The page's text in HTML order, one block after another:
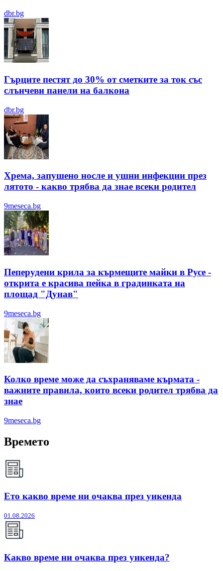
dbr.bg
Гърците пестят до 30% от сметките за ток със
слънчеви панели на балкона
dbr.bg
Хрема, запушено носле и ушни инфекции през
лятотo - какво трябва да знае всеки родител
9meseca.bg
Пеперудени крила за кърмещите майки в Русе -
открита е красива пейка в градинката на
площад "Дунав"
9meseca.bg
Колко време може да съхраняваме кърмата -
важните правила, които всеки родител трябва да
знае
9meseca.bg
Времето
Ето какво време ни очаква през уикенда
01.08.2026
Какво време ни очаква през уикенда?